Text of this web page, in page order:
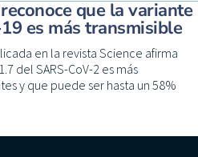
que la variante
es más transmisible
en la revista Science afirma
del SARS-CoV-2 es más
y que puede ser hasta un 58%